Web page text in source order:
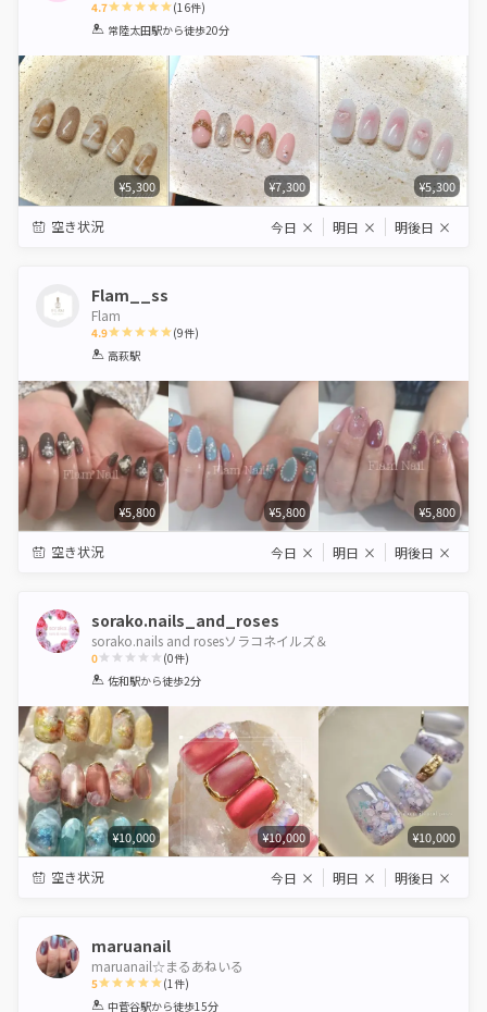
4.7
1 2 3 4 5
(16件)
常陸太田駅から徒歩20分
¥5,300 ¥7,300 ¥5,300
空き状況 今日 × 明日 × 明後日 ×
Flam__ss
Flam
4.9
1 2 3
(9件)
高萩駅
¥5,800 ¥5,800 ¥5,800
空き状況 今日 × 明日 × 明後日 ×
sorako.nails_and_roses
sorako.nails and rosesソラコネイルズ＆
0
1 2 3 4 5
(0件)
佐和駅から徒歩2分
¥10,000 ¥10,000 ¥10,000
空き状況 今日 × 明日 × 明後日 ×
maruanail
maruanail☆まるあねいる
5
1 2 3 4 5
(1件)
中菅谷駅から徒歩15分